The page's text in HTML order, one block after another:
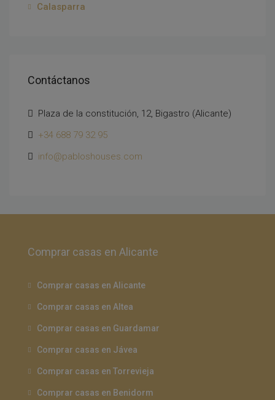
Calasparra
Contáctanos
Plaza de la constitución, 12, Bigastro (Alicante)
+34 688 79 32 95
info@pabloshouses.com
Comprar casas en Alicante
Comprar casas en Alicante
Comprar casas en Altea
Comprar casas en Guardamar
Comprar casas en Jávea
Comprar casas en Torrevieja
Comprar casas en Benidorm